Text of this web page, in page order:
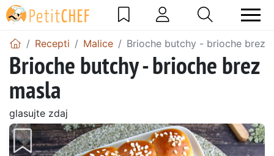
Recepti Malice Brioche butchy - brioche brez
Brioche butchy - brioche brez
masla
glasujte zdaj